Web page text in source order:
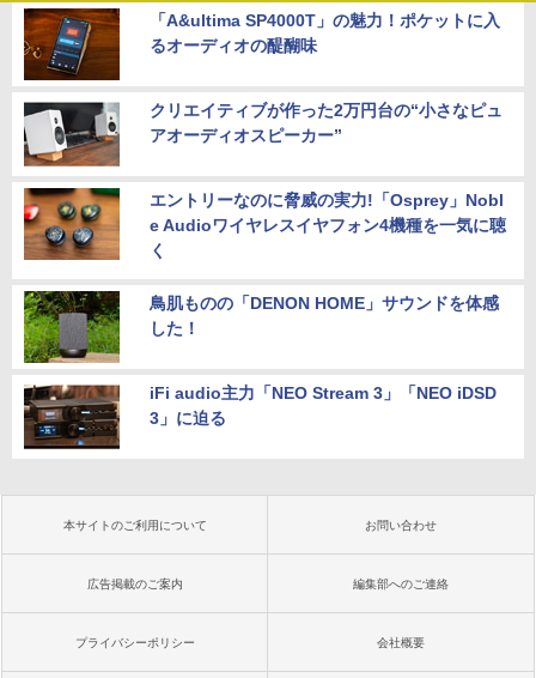
「A&ultima SP4000T」の魅力！ポケットに入
るオーディオの醍醐味
クリエイティブが作った2万円台の“小さなピュ
アオーディオスピーカー”
エントリーなのに脅威の実力!「Osprey」Nobl
e Audioワイヤレスイヤフォン4機種を一気に聴
く
鳥肌ものの「DENON HOME」サウンドを体感
した！
iFi audio主力「NEO Stream 3」「NEO iDSD
3」に迫る
本サイトのご利用について お問い合わせ
広告掲載のご案内 編集部へのご連絡
プライバシーポリシー 会社概要